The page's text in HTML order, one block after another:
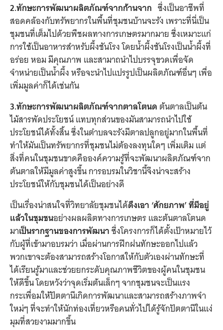
2.ทักษะการพัฒนาผลิตภัณฑ์จากก้านจาก ซึ่งเป็นอาชีพที่
สอดคล้องกับทรัพยากรในพื้นที่ชุมชนบ้านจะรัง เพราะที่นี่เป็น
ชุมชนที่เต็มไปด้วยพืชผลทางการเกษตรมากมาย ซึ่งเหมาะแก่
การใช้เป็นอาหารสำหรับผึ้งชันโรง โดยน้ำผึ้งชันโรงเป็นน้ำผึ้งที่
อร่อย หอม มีคุณภาพ และสามาถนำไปบรรจุขวดเพื่อจัด
จำหน่ายเป็นน้ำผึ้ง หรือจะนำไปแปรรูปเป็นผลิตภัณฑ์อื่นๆ เพื่อ
เพิ่มมูลค่าก็ได้เช่นกัน
3.ทักษะการพัฒนาผลิตภัณฑ์จากตาลโตนด ต้นตาลเป็นต้น
ไม้สารพัดประโยชน์ แทบทุกส่วนของมันสามารถนำไปใช้
ประโยชน์ได้ทั้งสิ้น ซึ่งในตำบลจะรังมีตาลปลูกอยู่มากในพื้นที่
ทำให้มันเป็นทรัพยากรที่ชุมชนไม่ต้องลงทุนใดๆ เพิ่มเติม แต่
สิ่งที่คนในชุมชนขาดคือองค์ความรู้ที่จะพัฒนาผลิตภัณฑ์จาก
ต้นตาลให้มีมูลค่าสูงขึ้น การอบรมในวิชานี้จึงน่าจะสร้าง
ประโยชน์ให้กับชุมชนได้เป็นอย่างดี
เป็นเรื่องน่าสนใจที่วิทยาลัยชุมชนได้ดึงเอา ‘ศักยภาพ’ ที่มีอยู่
แล้วในชุมชนอย่างผลผลิตทางการเกษตร และต้นตาลโตนด
มาเป็นรากฐานของการพัฒนาซึ่งโครงการก็ได้ตั้งเป้าหมายไว้
กับผู้ที่เข้ามาอบรมว่า เมื่อผ่านการฝึกฝนทักษะออกไปแล้ว
พวกเขาจะต้องสามารถสร้างโอกาสให้กับตัวเองผ่านทักษะที่
ได้เรียนรู้มาและช่วยยกระดับคุณภาพชีวิตของผู้คนในชุมชน
ให้ดีขึ้น โดยหวังว่าจุดเริ่มต้นเล็กๆ จากชุมชนจะเป็นแรง
กระเพื่อมให้ปัตตานีเกิดการพัฒนาและสามารถสร้างภาพจำ
ใหม่ๆ ที่จะทำให้นักท่องเที่ยวหรือคนทั่วไปได้รู้จักปัตตานีในแง่
มุมที่สวยงามมากขึ้น